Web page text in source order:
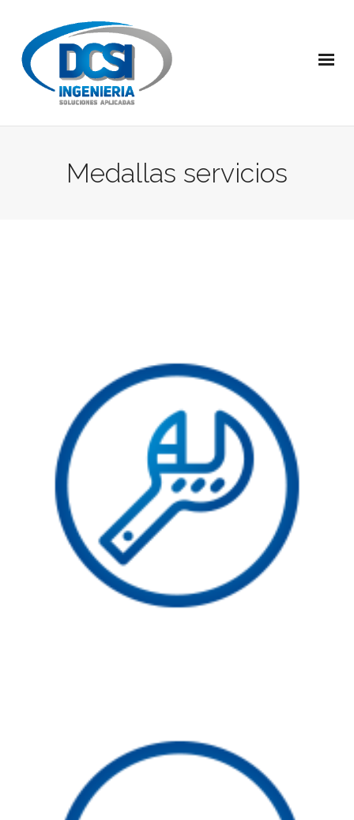
Medallas servicios
. MANTENIMIENTO INTEGRAL .